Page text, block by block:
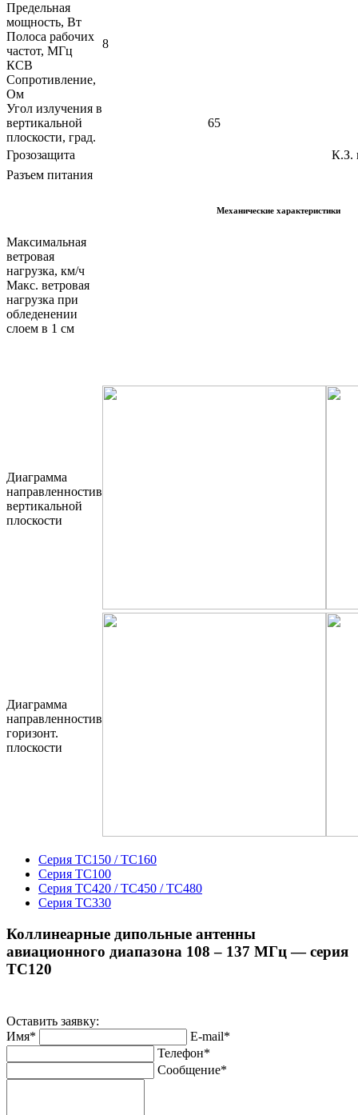
Предельная
мощность, Вт
Полоса рабочих
частот, МГц
8
КСВ
Сопротивление,
Ом
Угол излучения в
вертикальной
плоскости, град.
65
Грозозащита
К.З.
Разъем питания
Механические характеристики
Максимальная
ветровая
нагрузка, км/ч
Макс. ветровая
нагрузка при
обледенении
слоем в 1 см
Диаграмма
направленностив
вертикальной
плоскости
Диаграмма
направленностив
горизонт.
плоскости
Серия ТС150 / ТС160
Серия ТС100
Серия ТС420 / ТС450 / ТС480
Серия ТС330
Коллинеарные дипольные антенны
авиационного диапазона 108 – 137 МГц — серия
TC120
Оставить заявку:
Имя*
E-mail*
Телефон*
Сообщение*